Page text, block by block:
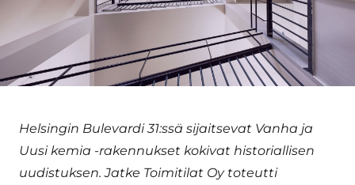
Helsingin Bulevardi 31:ssä sijaitsevat Vanha ja
Uusi kemia -rakennukset kokivat historiallisen
uudistuksen. Jatke Toimitilat Oy toteutti